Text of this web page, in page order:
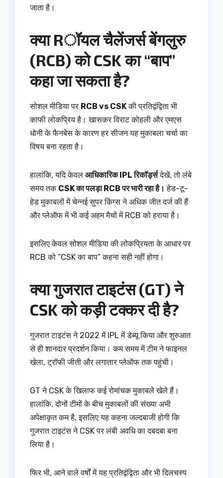
जाता है।
क्या Rॉयल चैलेंजर्स बेंगलुरु
(RCB) को CSK का “बाप”
कहा जा सकता है?
सोशल मीडिया पर RCB vs CSKकी प्रतिद्वंद्विता भी
काफी लोकप्रिय है। खासकर विराट कोहली और एमएस
धोनी के फैनबेस के कारण हर सीजन यह मुकाबला चर्चा का
विषय बना रहता है।
हालांकि, यदि केवल आधिकारिक IPL रिकॉर्ड्सदेखें, तो लंबे
समय तक CSK का पलड़ा RCB पर भारी रहा है। हेड-टू-
हेड मुकाबलों में चेन्नई सुपर किंग्स ने अधिक जीत दर्ज की हैं
और प्लेऑफ में भी कई अहम मैचों में RCB को हराया है।
इसलिए केवल सोशल मीडिया की लोकप्रियता के आधार पर
RCB को “CSK का बाप” कहना सही नहीं होगा।
क्या गुजरात टाइटंस (GT) ने
CSK को कड़ी टक्कर दी है?
गुजरात टाइटंस ने 2022 में IPL में डेब्यू किया और शुरुआत
से ही शानदार प्रदर्शन किया। कम समय में टीम ने फाइनल
खेला, ट्रॉफी जीती और लगातार प्लेऑफ तक पहुंची।
GT ने CSK के खिलाफ कई रोमांचक मुकाबले खेले हैं।
हालांकि, दोनों टीमों के बीच मुकाबलों की संख्या अभी
अपेक्षाकृत कम है, इसलिए यह कहना जल्दबाजी होगी कि
गुजरात टाइटंस ने CSK पर लंबी अवधि का दबदबा बना
लिया है।
फिर भी, आने वाले वर्षों में यह प्रतिद्वंद्विता और भी दिलचस्प